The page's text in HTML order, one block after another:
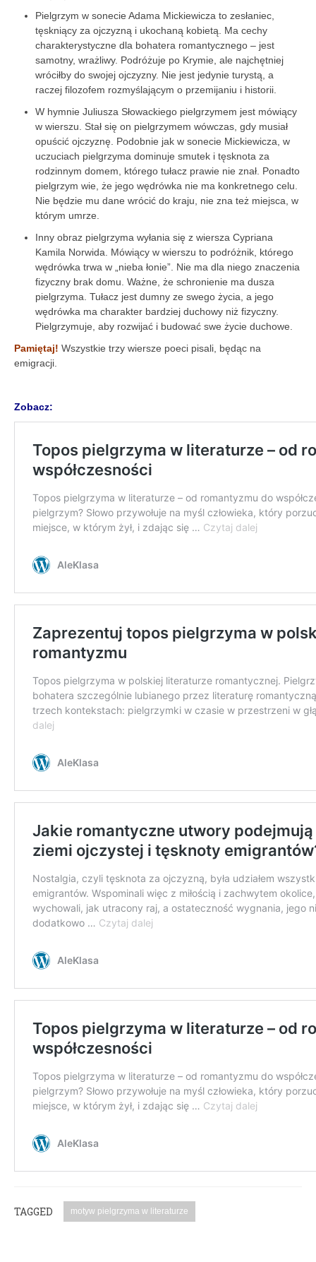
Pielgrzym w sonecie Adama Mickiewicza to zesłaniec,
tęskniący za ojczyzną i ukochaną kobietą. Ma cechy
charakterystyczne dla bohatera romantycznego – jest
samotny, wrażliwy. Podróżuje po Krymie, ale najchętniej
wróciłby do swojej ojczyzny. Nie jest jedynie turystą, a
raczej filozofem rozmyślającym o przemijaniu i historii.
W hymnie Juliusza Słowackiego pielgrzymem jest mówiący
w wierszu. Stał się on pielgrzymem wówczas, gdy musiał
opuścić ojczyznę. Podobnie jak w sonecie Mickiewicza, w
uczuciach pielgrzyma dominuje smutek i tęsknota za
rodzinnym domem, którego tułacz prawie nie znał. Ponadto
pielgrzym wie, że jego wędrówka nie ma konkretnego celu.
Nie będzie mu dane wrócić do kraju, nie zna też miejsca, w
którym umrze.
Inny obraz pielgrzyma wyłania się z wiersza Cypriana
Kamila Norwida. Mówiący w wierszu to podróżnik, którego
wędrówka trwa w „nieba łonie”. Nie ma dla niego znaczenia
fizyczny brak domu. Ważne, że schronienie ma dusza
pielgrzyma. Tułacz jest dumny ze swego życia, a jego
wędrówka ma charakter bardziej duchowy niż fizyczny.
Pielgrzymuje, aby rozwijać i budować swe życie duchowe.
Pamiętaj! Wszystkie trzy wiersze poeci pisali, będąc na
emigracji.
Zobacz:
TAGGED motyw pielgrzyma w literaturze